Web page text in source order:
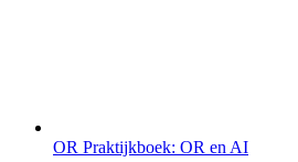
OR Praktijkboek: OR en AI